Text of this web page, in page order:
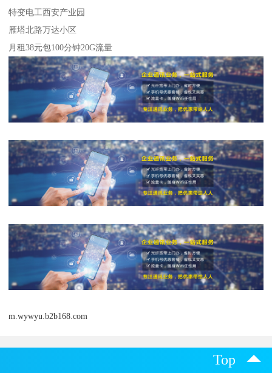
特变电工西安产业园
雁塔北路万达小区
月租38元包100分钟20G流量
m.wywyu.b2b168.com
Top